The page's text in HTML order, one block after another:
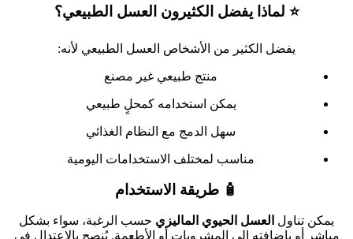
⭐ لماذا يفضل الكثيرون العسل الطبيعي؟
يفضل الكثير من الأشخاص العسل الطبيعي لأنه:
منتج طبيعي غير مصنع
يمكن استخدامه كمحلٍ طبيعي
سهل الدمج مع النظام الغذائي
مناسب لمختلف الاستخدامات اليومية
🧴 طريقة الاستخدام
يمكن تناول العسل الحيوي الماليزي حسب الرغبة، سواء بشكل
مباشر أو بإضافته إلى المشروبات أو الأطعمة. يُنصح بالاعتدال في